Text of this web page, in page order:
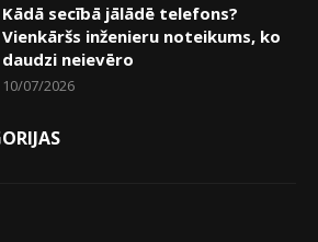
Kādā secībā jālādē telefons?
Vienkāršs inženieru noteikums, ko
daudzi neievēro
10/07/2026